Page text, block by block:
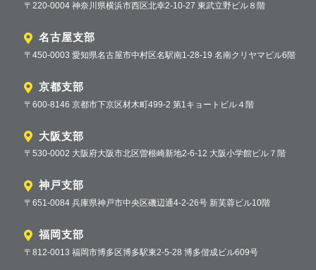
〒220-0004 神奈川県横浜市西区北幸2-10-27 東武立野ビル８階
名古屋支部
〒450-0003 愛知県名古屋市中村区名駅南1-28-19 名南クリヤマビル6階
京都支部
〒600-8146 京都市下京区材木町499-2 第1キョートビル４階
大阪支部
〒530-0002 大阪府大阪市北区曽根崎新地2-6-12 大阪小学館ビル７階
神戸支部
〒651-0084 兵庫県神戸市中央区磯辺通4-2-26号 新芙蓉ビル10階
福岡支部
〒812-0013 福岡市博多区博多駅東2-5-28 博多偕成ビル609号